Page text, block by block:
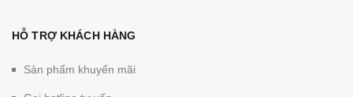
HỖ TRỢ KHÁCH HÀNG
Sản phẩm khuyến mãi